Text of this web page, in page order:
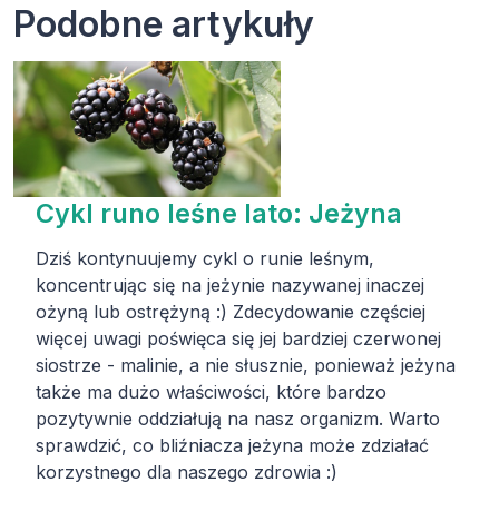
Podobne artykuły
Cykl runo leśne lato: Jeżyna
Dziś kontynuujemy cykl o runie leśnym,
koncentrując się na jeżynie nazywanej inaczej
ożyną lub ostrężyną :) Zdecydowanie częściej
więcej uwagi poświęca się jej bardziej czerwonej
siostrze - malinie, a nie słusznie, ponieważ jeżyna
także ma dużo właściwości, które bardzo
pozytywnie oddziałują na nasz organizm. Warto
sprawdzić, co bliźniacza jeżyna może zdziałać
korzystnego dla naszego zdrowia :)